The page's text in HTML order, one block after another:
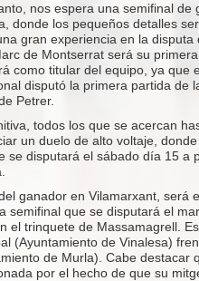
nos espera una semifinal
donde los pequeños detalles
gran experiencia en la
de Montserrat será su
como titular del equipo, ya que
disputó la primera partida de
Petrer.
todos los que se acercan
un duelo de alto voltaje,
se disputará el sábado día 15 a
ganador en Vilamarxant, será
semifinal que se disputará el
el trinquete de Massamagrell.
(Ayuntamiento de Vinalesa)
de Murla). Cabe destacar
por el hecho de que su